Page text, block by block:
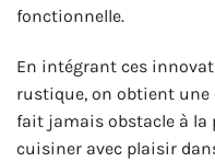
fonctionnelle.
En intégrant ces
rustique, on obtient une
fait jamais obstacle à la
cuisiner avec plaisir